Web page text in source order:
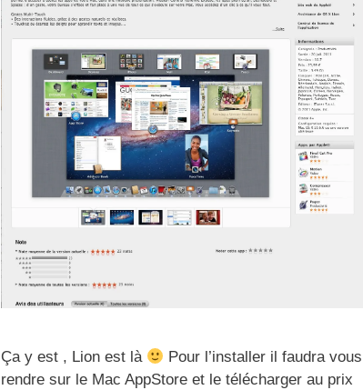
Ça y est , Lion est là
Pour l’installer il faudra vous
rendre sur le Mac AppStore et le télécharger au prix